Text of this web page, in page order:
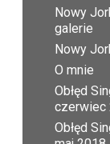
Nowy
galerie
Nowy
O mnie
Obłęd
czerwiec
Obłęd